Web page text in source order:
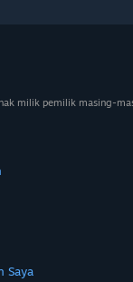
milik pemilik masing-
Saya